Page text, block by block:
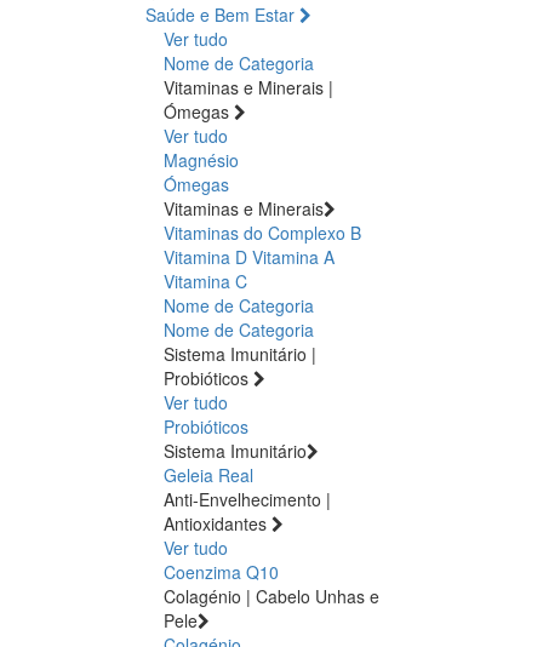
Saúde e Bem Estar
Ver tudo
Nome de Categoria
Vitaminas e Minerais |
Ómegas
Ver tudo
Magnésio
Ómegas
Vitaminas e Minerais
Vitaminas do Complexo B
Vitamina D Vitamina A
Vitamina C
Nome de Categoria
Nome de Categoria
Sistema Imunitário |
Probióticos
Ver tudo
Probióticos
Sistema Imunitário
Geleia Real
Anti-Envelhecimento |
Antioxidantes
Ver tudo
Coenzima Q10
Colagénio | Cabelo Unhas e
Pele